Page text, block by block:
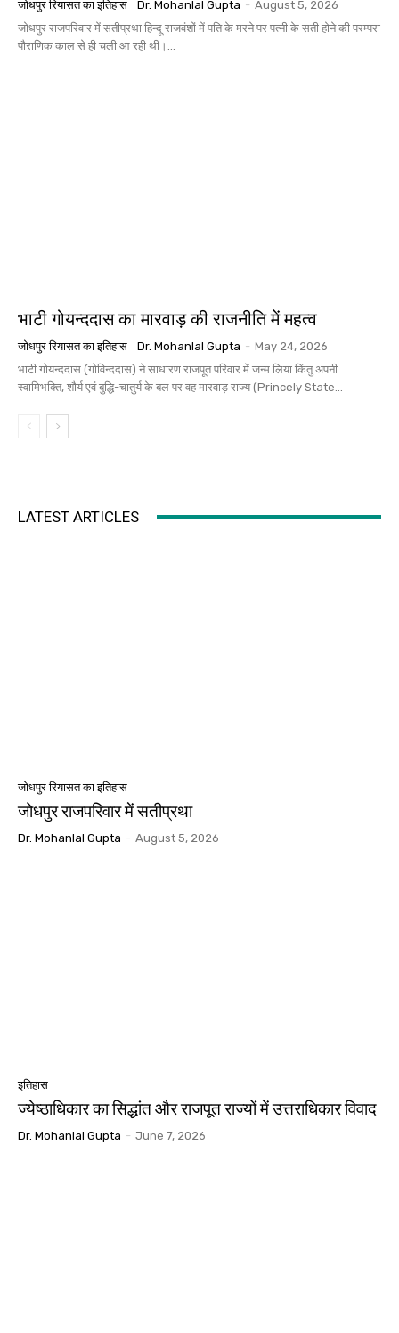
जोधपुर रियासत का इतिहास Dr. Mohanlal Gupta - August 5, 2026
जोधपुर राजपरिवार में सतीप्रथा हिन्दू राजवंशों में पति के मरने पर पत्नी के सती होने की परम्परा
पौराणिक काल से ही चली आ रही थी।...
भाटी गोयन्ददास का मारवाड़ की राजनीति में महत्व
जोधपुर रियासत का इतिहास Dr. Mohanlal Gupta - May 24, 2026
भाटी गोयन्ददास (गोविन्ददास) ने साधारण राजपूत परिवार में जन्म लिया किंतु अपनी
स्वामिभक्ति, शौर्य एवं बुद्धि-चातुर्य के बल पर वह मारवाड़ राज्य (Princely State...
LATEST ARTICLES
जोधपुर रियासत का इतिहास
जोधपुर राजपरिवार में सतीप्रथा
Dr. Mohanlal Gupta - August 5, 2026
इतिहास
ज्येष्ठाधिकार का सिद्धांत और राजपूत राज्यों में उत्तराधिकार विवाद
Dr. Mohanlal Gupta - June 7, 2026